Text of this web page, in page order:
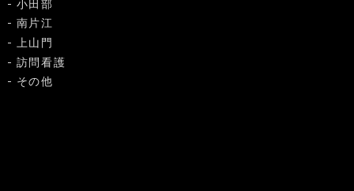
小田部
南片江
上山門
訪問看護
その他